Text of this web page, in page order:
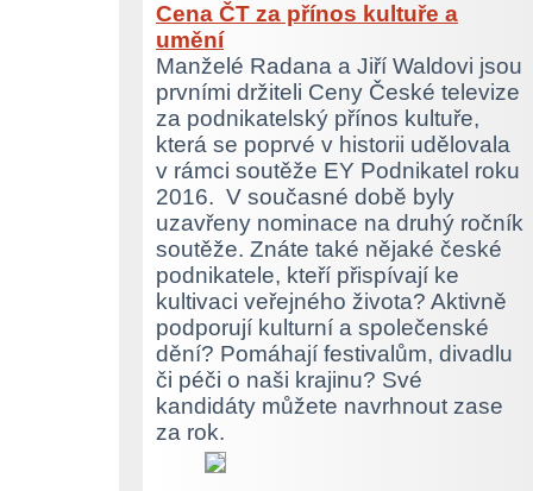
Cena ČT za přínos kultuře a
umění
Manželé Radana a Jiří Waldovi jsou
prvními držiteli Ceny České televize
za podnikatelský přínos kultuře,
která se poprvé v historii udělovala
v rámci soutěže EY Podnikatel roku
2016. V současné době byly
uzavřeny nominace na druhý ročník
soutěže. Znáte také nějaké české
podnikatele, kteří přispívají ke
kultivaci veřejného života? Aktivně
podporují kulturní a společenské
dění? Pomáhají festivalům, divadlu
či péči o naši krajinu? Své
kandidáty můžete navrhnout zase
za rok.